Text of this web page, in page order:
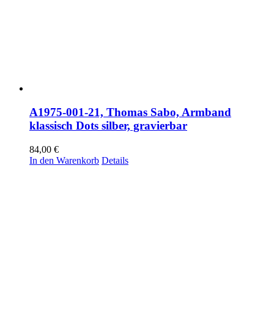
A1975-001-21, Thomas Sabo, Armband
klassisch Dots silber, gravierbar
84,00 €
In den Warenkorb Details